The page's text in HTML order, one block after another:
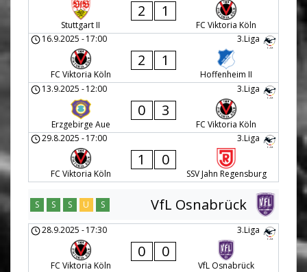
Stuttgart II
2 1
FC Viktoria Köln
3.Liga
16.9.2025 -17:00
FC Viktoria Köln
2 1
Hoffenheim II
3.Liga
13.9.2025 -12:00
Erzgebirge Aue
0 3
FC Viktoria Köln
3.Liga
29.8.2025 -17:00
FC Viktoria Köln
1 0
SSV Jahn Regensburg
VfL Osnabrück
S S S U S
3.Liga
28.9.2025 -17:30
FC Viktoria Köln
0 0
VfL Osnabrück